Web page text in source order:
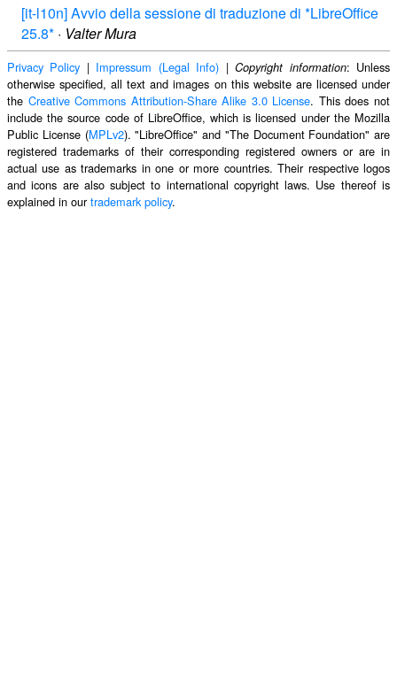
[it-l10n] Avvio della sessione di traduzione di *LibreOffice
25.8* · Valter Mura
Privacy Policy | Impressum (Legal Info) |Copyright information: Unless
otherwise specified, all text and images on this website are licensed under
the Creative Commons Attribution-Share Alike 3.0 License. This does not
include the source code of LibreOffice, which is licensed under the Mozilla
Public License (MPLv2). "LibreOffice" and "The Document Foundation" are
registered trademarks of their corresponding registered owners or are in
actual use as trademarks in one or more countries. Their respective logos
and icons are also subject to international copyright laws. Use thereof is
explained in ourtrademark policy.